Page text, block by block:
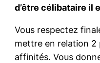
d’être célibataire il
Vous respectez
mettre en relation 2
affinités. Vous